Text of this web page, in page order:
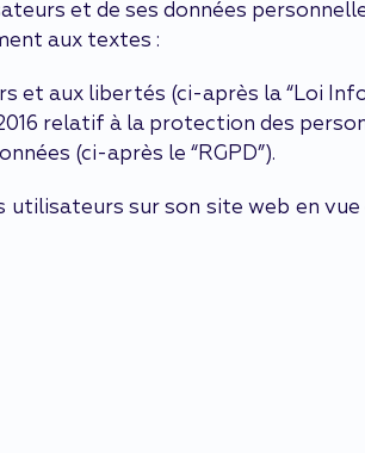
et de ses données
aux textes :
et aux libertés (ci-après la “Loi
relatif à la protection des
(ci-après le “RGPD”).
sur son site web en vue